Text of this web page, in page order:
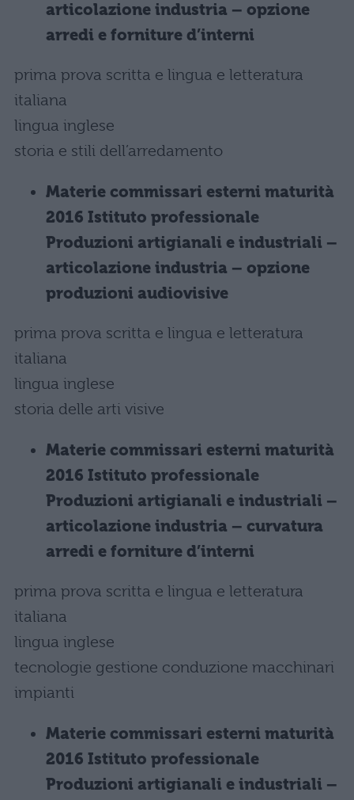
articolazione industria – opzione
arredi e forniture d’interni
prima prova scritta e lingua e letteratura
italiana
lingua inglese
storia e stili dell’arredamento
Materie commissari esterni maturità
2016 Istituto professionale
Produzioni artigianali e industriali –
articolazione industria – opzione
produzioni audiovisive
prima prova scritta e lingua e letteratura
italiana
lingua inglese
storia delle arti visive
Materie commissari esterni maturità
2016 Istituto professionale
Produzioni artigianali e industriali –
articolazione industria – curvatura
arredi e forniture d’interni
prima prova scritta e lingua e letteratura
italiana
lingua inglese
tecnologie gestione conduzione macchinari
impianti
Materie commissari esterni maturità
2016 Istituto professionale
Produzioni artigianali e industriali –